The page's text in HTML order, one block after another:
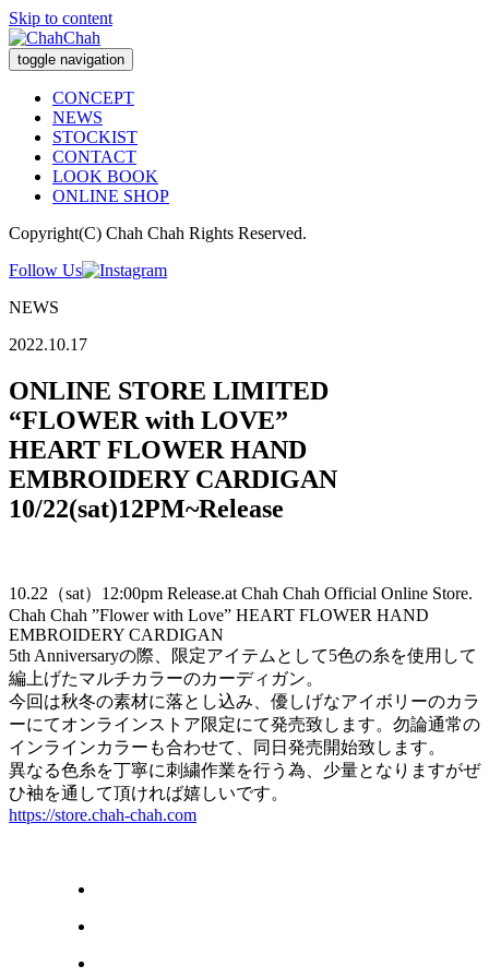
Skip to content
ChahChah
toggle navigation
CONCEPT
NEWS
STOCKIST
CONTACT
LOOK BOOK
ONLINE SHOP
Copyright(C) Chah Chah Rights Reserved.
Follow Us
NEWS
2022.10.17
ONLINE STORE LIMITED
“FLOWER with LOVE”
HEART FLOWER HAND
EMBROIDERY CARDIGAN
10/22(sat)12PM~Release
10.22（sat）12:00pm Release.at Chah Chah Official Online Store.
Chah Chah ”Flower with Love” HEART FLOWER HAND
EMBROIDERY CARDIGAN
5th Anniversaryの際、限定アイテムとして5色の糸を使用して
編上げたマルチカラーのカーディガン。
今回は秋冬の素材に落とし込み、優しげなアイボリーのカラ
ーにてオンラインストア限定にて発売致します。勿論通常の
インラインカラーも合わせて、同日発売開始致します。
異なる色糸を丁寧に刺繍作業を行う為、少量となりますがぜ
ひ袖を通して頂ければ嬉しいです。
https://store.chah-chah.com